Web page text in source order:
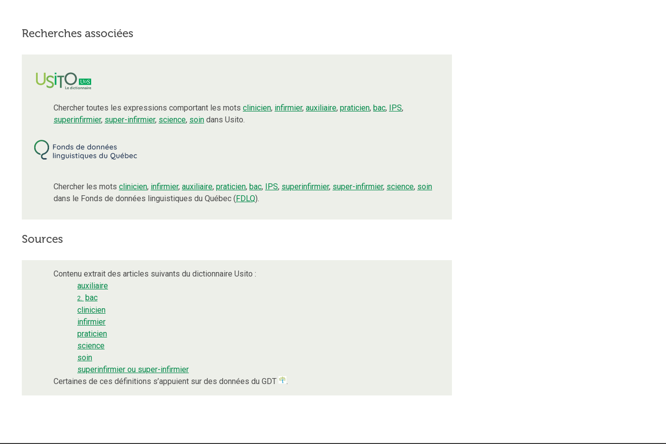
Recherches associées
Chercher toutes les expressions comportant les mots clinicien, infirmier, auxiliaire, praticien, bac, IPS,
superinfirmier, super-infirmier, science, soin dans Usito.
Chercher les mots clinicien, infirmier, auxiliaire, praticien, bac, IPS, superinfirmier, super-infirmier, science, soin
dans le Fonds de données linguistiques du Québec (FDLQ).
Sources
Contenu extrait des articles suivants du dictionnaire Usito :
auxiliaire
2. bac
clinicien
infirmier
praticien
science
soin
superinfirmier ou super-infirmier
Certaines de ces définitions s’appuient sur des données du GDT
.